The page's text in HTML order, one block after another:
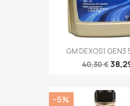
GM DEXOS1 GEN3
40,30 €
−5%